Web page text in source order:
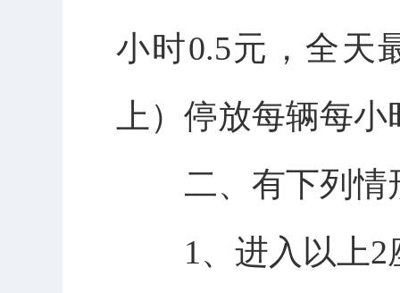
小时0.5元，全天
上）停放每辆每
二、有下列情
1、进入以上